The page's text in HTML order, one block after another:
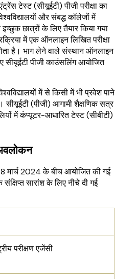
टेस्ट (सीयूईटी) पीजी परीक्षा का
और संबद्ध कॉलेजों में
छात्रों के लिए तैयार किया गया
में एक ऑनलाइन लिखित परीक्षा
है। भाग लेने वाले संस्थान ऑनलाइन
सीयूईटी पीजी काउंसलिंग आयोजित
में से किसी में भी प्रवेश पाने
(पीजी) आगामी शैक्षणिक सत्र
में कंप्यूटर-आधारित टेस्ट (सीबीटी)
मार्च 2024 के बीच आयोजित की गई
सारांश के लिए नीचे दी गई
परीक्षण एजेंसी